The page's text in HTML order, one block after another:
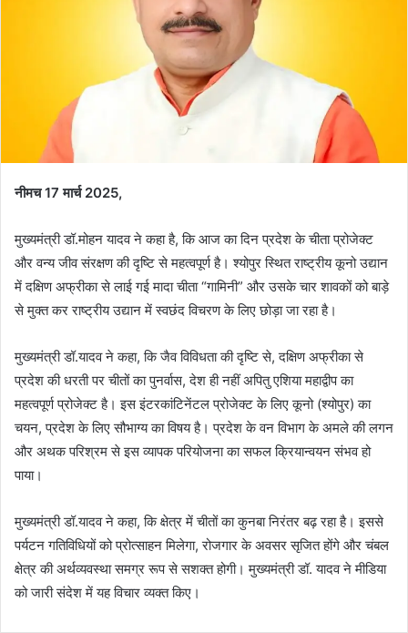
नीमच 17 मार्च 2025,
मुख्यमंत्री डॉ.मोहन यादव ने कहा है, कि आज का दिन प्रदेश के चीता प्रोजेक्ट
और वन्य जीव संरक्षण की दृष्टि से महत्वपूर्ण है। श्योपुर स्थित राष्ट्रीय कूनो उद्यान
में दक्षिण अफ्रीका से लाई गई मादा चीता “गामिनी” और उसके चार शावकों को बाड़े
से मुक्त कर राष्ट्रीय उद्यान में स्वछंद विचरण के लिए छोड़ा जा रहा है।
मुख्यमंत्री डॉ.यादव ने कहा, कि जैव विविधता की दृष्टि से, दक्षिण अफ्रीका से
प्रदेश की धरती पर चीतों का पुनर्वास, देश ही नहीं अपितु एशिया महाद्वीप का
महत्वपूर्ण प्रोजेक्ट है। इस इंटरकांटिनेंटल प्रोजेक्ट के लिए कूनो (श्योपुर) का
चयन, प्रदेश के लिए सौभाग्य का विषय है। प्रदेश के वन विभाग के अमले की लगन
और अथक परिश्रम से इस व्यापक परियोजना का सफल क्रियान्वयन संभव हो
पाया।
मुख्यमंत्री डॉ.यादव ने कहा, कि क्षेत्र में चीतों का कुनबा निरंतर बढ़ रहा है। इससे
पर्यटन गतिविधियों को प्रोत्साहन मिलेगा, रोजगार के अवसर सृजित होंगे और चंबल
क्षेत्र की अर्थव्यवस्था समग्र रूप से सशक्त होगी। मुख्यमंत्री डॉ. यादव ने मीडिया
को जारी संदेश में यह विचार व्यक्त किए।